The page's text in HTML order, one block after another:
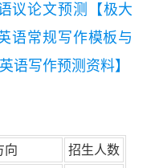
议论文预测【极大
语常规写作模板与
语写作预测资料】
向 招生人数